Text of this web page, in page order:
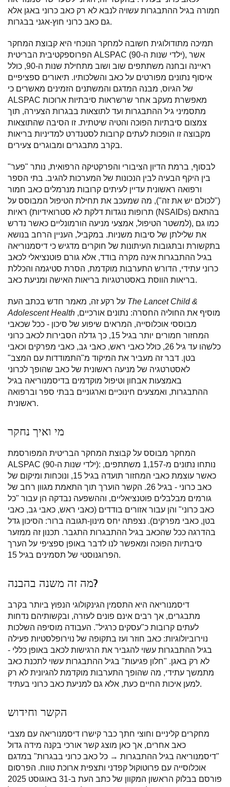
חמורה בגיל ההתבגרות עשויה לנבא לא רק כאב כרוני באגן אלא
גם כאב כרוני חוץ-אגני בבגרות.
תמיכה מתודולוגית חשובה למחקר הנוכחי היא קבוצת המחקר
הפרוספקטיבית הבריטית ALSPAC (ילדי שנות ה-90), אשר
ראיינה ובחנה משתתפים שוב ושוב מתחילת שנות ה-90, כולל
איסוף נתונים מפורטים על כאב והשלכותיו. תיאורים ספציפיים
של הגיוס, מבנה המדגם והמשתנים הזמינים מאשרים כי
ALSPAC מאפשרת מעקב אחר שרשראות סיבתיות ארוכות
מתסמיני גיל ההתבגרות ועד לתוצאות בבגרות הצעירה, תוך
צמצום סיבתיות הפוכה והטיה שיטתית. זו הסיבה שהתוצאות
מקבוצה זו הופכות לעתים קרובות לסטנדרט למדיניות בריאות
בקרב מתבגרים ומבוגרים צעירים.
לבסוף, ברמת הדיון הציבורי והפרקטיקה הרפואית, נותר "פער"
בין היקף הבעיה לבין הנכונות של המערכות להגיב. בתי הספר
ורפואה ראשונית עדיין לעיתים קרובות מנרמלים כאב חמור
("לכולם יש את זה"), מה שמעכב את תחילת הטיפול המבוסס על
ראיות (תרופות נוגדות דלקת לא סטרואידיות (NSAIDs) בהתאם
למשטר הטיפול, אמצעי מניעה הורמונליים כאשר נדרש), כמו גם
את שלילתן של סיבות משניות. במקביל, העניין הרחב בנושא
בתקשורת ובתגובות העיתונות של חוקרים מדגיש כי דיסמנוריאה
בגיל ההתבגרות אינה מקרה בודד, אלא גורם פוטנציאלי לכאב
כרוני עתידי, הדורש התערבות מוקדמת, הסרת סטיגמה והכללת
בריאות הווסת באסטרטגיות בריאות האישה ומניעת כאב.
The Lancet Child &
Adolescent Health
מבוססי אוכלוסייה, המראים שיפוע של סיכון - ככל שכאבי
המחזור חמורים יותר בגיל 15, כך גדלה הסבירות לכאב כרוני
כלשהו עד גיל 26, כולל כאבי ראש, כאבי גב, כאבי מפרקים וכאבי
בטן. דבר זה מעביר את המיקוד מ"התמודדות עם המצב"
לאסטרטגיה של מניעה ראשונית של כאב שהופך לכרוני
באמצעות אבחון וטיפול מוקדמים בדיסמנוריאה בגיל
ההתבגרות, ואמצעים חינוכיים וארגוניים בבתי ספר וברפואה
ראשונית.
מי ואיך נחקר
המחקר מבוסס על קבוצת המחקר הבריטית המפורסמת
ALSPAC (ילדי שנות ה-90): נותחו נתונים מ-1,157 משתתפים,
כאשר עוצמת כאבי המחזור תועדה בגיל 15, ונוכחות ומיקום של
כאב כרוני - בגיל 26. הקשר הוערך תוך התאמת מגוון רחב של
גורמים מבלבלים פוטנציאליים, וההשפעה נבדקה הן עבור "כל
כאב כרוני" והן עבור אזורים בודדים (כאבי ראש, כאבי גב, כאבי
בטן, כאבי מפרקים). נצפתה יחס מינון-תגובה ברור: הסיכון גדל
בהדרגה ככל שהכאב בגיל ההתבגרות התגבר. תכנון זה ממזער
סיבתיות הפוכה ומאפשר לנו לדבר באופן ספציפי על הערך
הפרוגנוסטי של תסמינים בגיל 15.
מה זה משנה בהבנה?
דיסמנוריאה היא התסמין הגינקולוגי הנפוץ ביותר בקרב
מתבגרים, אך רבים אינם פונים לעזרה, ובקשותיהם נדחות
לעתים קרובות כ"עסקים כרגיל". העבודה מוסיפה השלכות
נוירוביולוגיות: כאב חוזר ועז בתקופה של נוירופלסטיות פעילה
בגיל ההתבגרות עשוי להגביר את הרגישות לכאב באופן כללי -
לא רק באגן. "חלון פגיעות" בגיל ההתבגרות עשוי לתכנת כאב
מתמשך עתידי, מה שהופך התערבות מוקדמת להגיונית לא רק
למען איכות החיים כעת, אלא גם למניעת כאב כרוני בעתיד.
הקשר וחידוש
מחקרים קליניים וחוצי חתך כבר קישרו דיסמנוריאה עם מצבי
כאב אחרים, אך כאן מוצג קשר אורכי בקנה מידה גדול
"דיסמנוריאה בגיל ההתבגרות → כל כאב כרוני בבגרות" במדגם
אוכלוסייה עם פרוטוקול קפדני ותצפית ארוכת טווח. הפרסום
פורסם בבלוק הראשון המקוון של כתב העת ב-31 באוגוסט 2025